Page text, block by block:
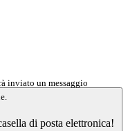
inviato un messaggio
di posta elettronica!